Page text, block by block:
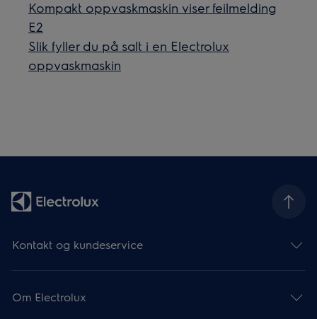
Kompakt oppvaskmaskin viser feilmelding
E2
Slik fyller du på salt i en Electrolux
oppvaskmaskin
Kontakt og kundeservice
Om Electrolux